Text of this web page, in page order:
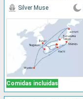
Comidas incluidas
Silver Muse